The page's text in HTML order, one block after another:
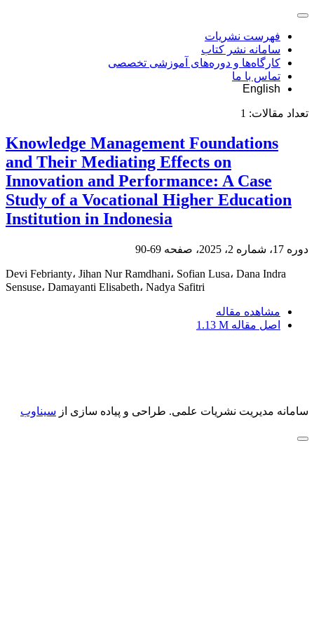
فهرست نشریات
سامانه نشر کتاب
کارگاه‌ها و دوره‌های آموزشی تخصصی
تماس با ما
English
تعداد مقالات: 1
Knowledge Management Foundations
and Their Mediating Effects on
Innovation and Performance: A Case
Study of a Vocational Higher Education
Institution in Indonesia
دوره 17، شماره 2، 2025، صفحه 69-90
Devi Febrianty، Jihan Nur Ramdhani، Sofian Lusa، Dana Indra
Sensuse، Damayanti Elisabeth، Nadya Safitri
مشاهده مقاله
اصل مقاله 1.13 M
سامانه مدیریت نشریات علمی. طراحی و پیاده سازی از سیناوب